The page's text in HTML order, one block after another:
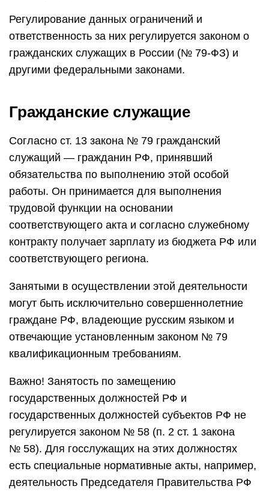
Регулирование данных ограничений и
ответственность за них регулируется законом о
гражданских служащих в России (№ 79-ФЗ) и
другими федеральными законами.
Гражданские служащие
Согласно ст. 13 закона № 79 гражданский
служащий — гражданин РФ, принявший
обязательства по выполнению этой особой
работы. Он принимается для выполнения
трудовой функции на основании
соответствующего акта и согласно служебному
контракту получает зарплату из бюджета РФ или
соответствующего региона.
Занятыми в осуществлении этой деятельности
могут быть исключительно совершеннолетние
граждане РФ, владеющие русским языком и
отвечающие установленным законом № 79
квалификационным требованиям.
Важно! Занятость по замещению
государственных должностей РФ и
государственных должностей субъектов РФ не
регулируется законом № 58 (п. 2 ст. 1 закона
№ 58). Для госслужащих на этих должностях
есть специальные нормативные акты, например,
деятельность Председателя Правительства РФ